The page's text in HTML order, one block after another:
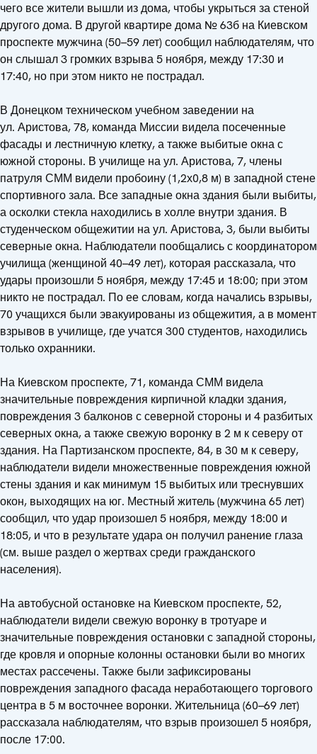
чего все жители вышли из дома, чтобы укрыться за стеной
другого дома. В другой квартире дома № 63б на Киевском
проспекте мужчина (50–59 лет) сообщил наблюдателям, что
он слышал 3 громких взрыва 5 ноября, между 17:30 и
17:40, но при этом никто не пострадал.
В Донецком техническом учебном заведении на
ул. Аристова, 78, команда Миссии видела посеченные
фасады и лестничную клетку, а также выбитые окна с
южной стороны. В училище на ул. Аристова, 7, члены
патруля СММ видели пробоину (1,2х0,8 м) в западной стене
спортивного зала. Все западные окна здания были выбиты,
а осколки стекла находились в холле внутри здания. В
студенческом общежитии на ул. Аристова, 3, были выбиты
северные окна. Наблюдатели пообщались с координатором
училища (женщиной 40–49 лет), которая рассказала, что
удары произошли 5 ноября, между 17:45 и 18:00; при этом
никто не пострадал. По ее словам, когда начались взрывы,
70 учащихся были эвакуированы из общежития, а в момент
взрывов в училище, где учатся 300 студентов, находились
только охранники.
На Киевском проспекте, 71, команда СММ видела
значительные повреждения кирпичной кладки здания,
повреждения 3 балконов с северной стороны и 4 разбитых
северных окна, а также свежую воронку в 2 м к северу от
здания. На Партизанском проспекте, 84, в 30 м к северу,
наблюдатели видели множественные повреждения южной
стены здания и как минимум 15 выбитых или треснувших
окон, выходящих на юг. Местный житель (мужчина 65 лет)
сообщил, что удар произошел 5 ноября, между 18:00 и
18:05, и что в результате удара он получил ранение глаза
(см. выше раздел о жертвах среди гражданского
населения).
На автобусной остановке на Киевском проспекте, 52,
наблюдатели видели свежую воронку в тротуаре и
значительные повреждения остановки с западной стороны,
где кровля и опорные колонны остановки были во многих
местах рассечены. Также были зафиксированы
повреждения западного фасада неработающего торгового
центра в 5 м восточнее воронки. Жительница (60–69 лет)
рассказала наблюдателям, что взрыв произошел 5 ноября,
после 17:00.